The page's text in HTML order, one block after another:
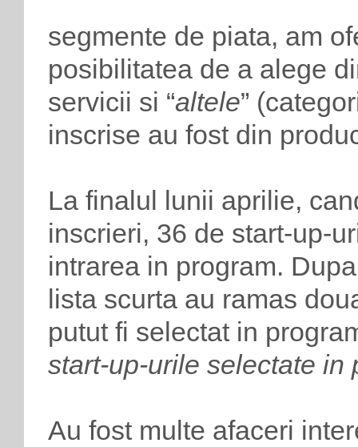
segmente de piata, am
posibilitatea de a alege
servicii si “altele”
inscrise au fost din
La finalul lunii aprilie,
inscrieri, 36 de start-up-
intrarea in program.
lista scurta au ramas
putut fi selectat in
start-up-urile selectate in
Au fost multe afaceri